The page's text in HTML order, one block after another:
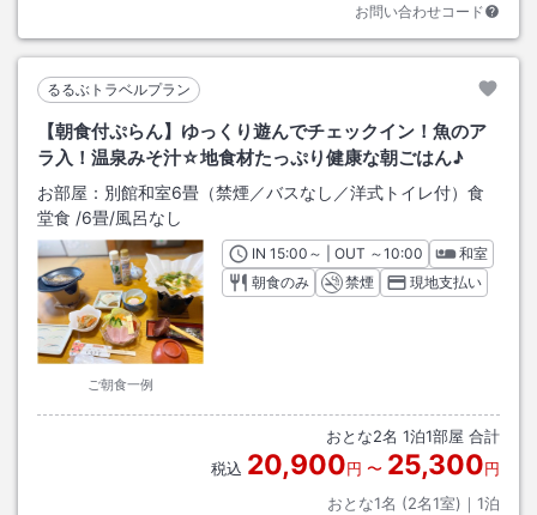
お問い合わせコード
るるぶトラベルプラン
【朝食付ぷらん】ゆっくり遊んでチェックイン！魚のア
ラ入！温泉みそ汁☆地食材たっぷり健康な朝ごはん♪
お部屋： 別館和室6畳（禁煙／バスなし／洋式トイレ付）食
堂食 /6畳/風呂なし
ご朝食一例
INチェックイン
15:00 ～ | OUT チェックアウト
～10:00
和室
朝食のみ
禁煙 現地支払い
おとな2名 1泊1部屋 合計
税込 20,900円 〜 25,300円
おとな1名 (2名1室)｜ 1泊